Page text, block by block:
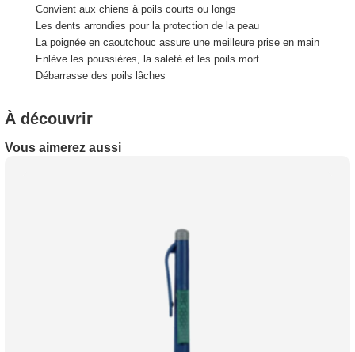
Convient aux chiens à poils courts ou longs
Les dents arrondies pour la protection de la peau
La poignée en caoutchouc assure une meilleure prise en main
Enlève les poussières, la saleté et les poils mort
Débarrasse des poils lâches
À découvrir
Vous aimerez aussi